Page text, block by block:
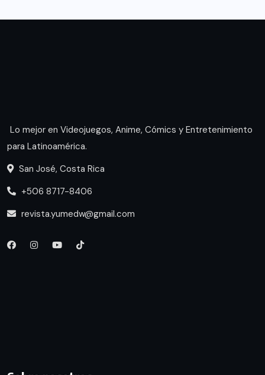
Lo mejor en Videojuegos, Anime, Cómics y Entretenimiento
para Latinoamérica.
San José, Costa Rica
+506 8717-8406
revista.yumedw@gmail.com